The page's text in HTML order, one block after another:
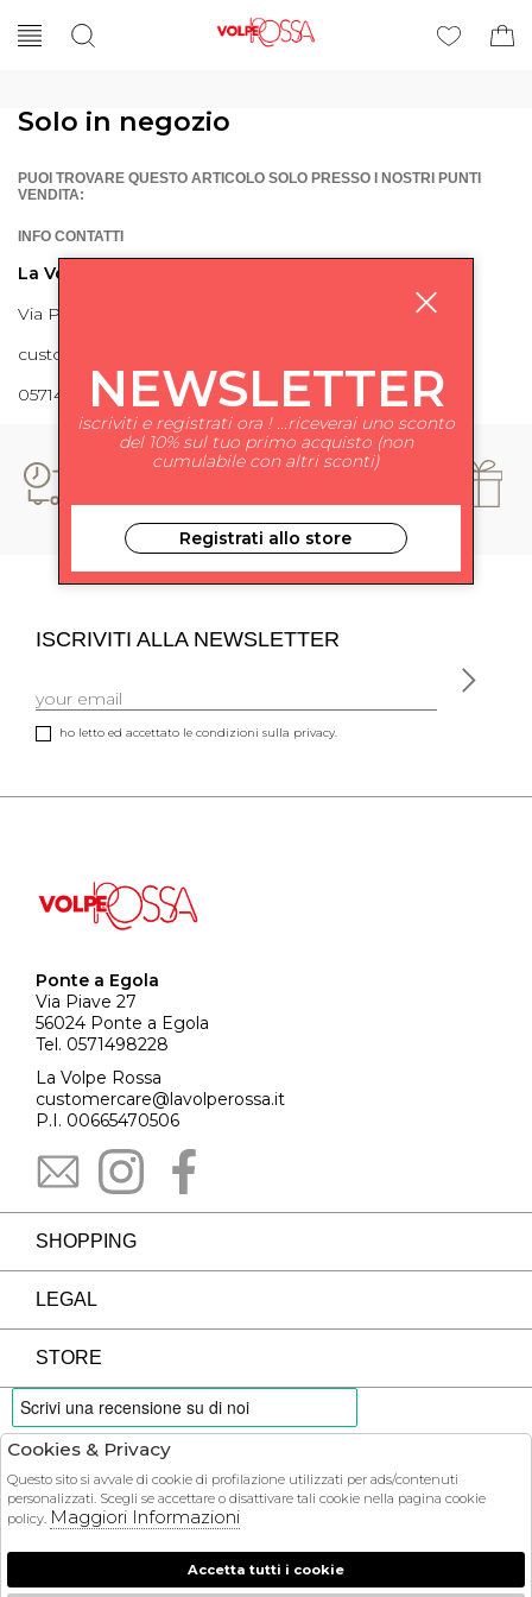
Solo in negozio
PUOI TROVARE QUESTO ARTICOLO SOLO PRESSO I NOSTRI PUNTI
VENDITA:
INFO CONTATTI
La Volpe Rossa
Via Piave 27 56024 Ponte a Egola
customercare@lavolperossa.it
0571498228
ISCRIVITI ALLA NEWSLETTER
ho letto ed accettato le condizioni sulla privacy.
Ponte a Egola
Via Piave 27
56024 Ponte a Egola
Tel. 0571498228
La Volpe Rossa
customercare@lavolperossa.it
P.I. 00665470506
SHOPPING
LEGAL
STORE
PAYMENTS
COURIER
NEWSLETTER
iscriviti e registrati ora ! ...riceverai uno sconto
del 10% sul tuo primo acquisto (non
cumulabile con altri sconti)
Registrati allo store
Cookies & Privacy
Questo sito si avvale di cookie di profilazione utilizzati per ads/contenuti
personalizzati. Scegli se accettare o disattivare tali cookie nella pagina cookie
policy. Maggiori Informazioni
Accetta tutti i cookie